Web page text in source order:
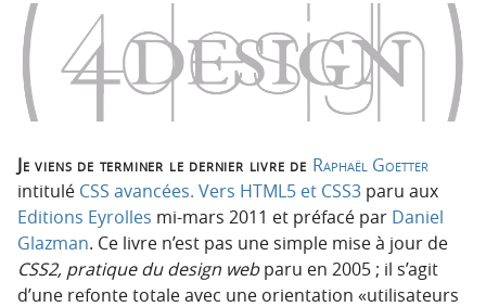
Je viens de terminer le dernier livre de Raphaël Goetter
intitulé CSS avancées. Vers HTML5 et CSS3 paru aux
Editions Eyrolles mi-mars 2011 et préfacé par Daniel
Glazman. Ce livre n’est pas une simple mise à jour de
CSS2, pratique du design webparu en 2005 ; il s’agit
d’une refonte totale avec une orientation «utilisateurs